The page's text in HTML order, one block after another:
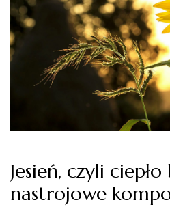
Jesień, czyli
nastrojowe